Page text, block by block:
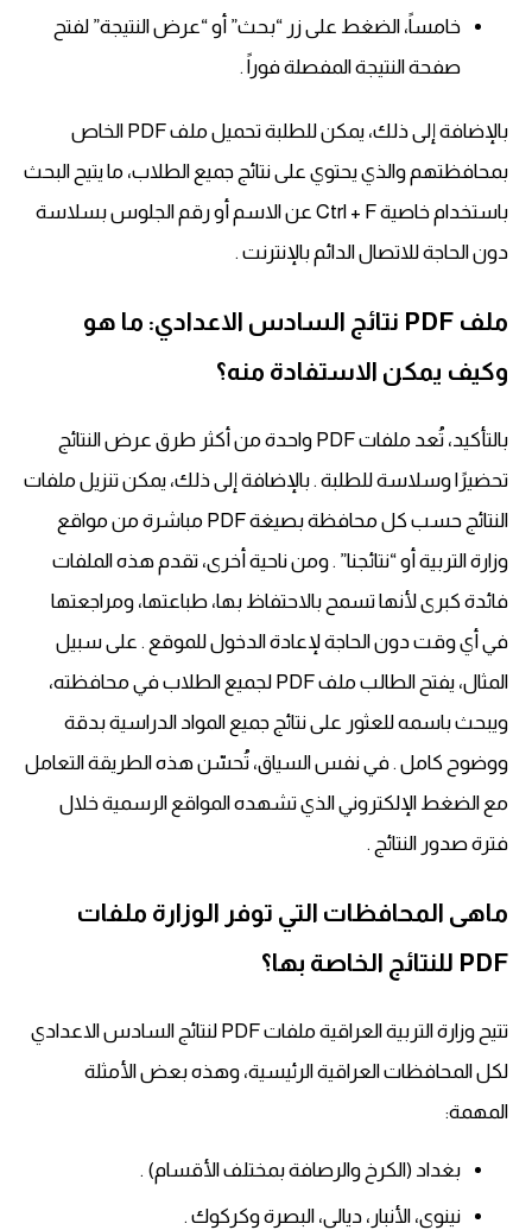
خامساً، الضغط على زر “بحث” أو “عرض النتيجة” لفتح
صفحة النتيجة المفصلة فوراً .
بالإضافة إلى ذلك، يمكن للطلبة تحميل ملف PDF الخاص
بمحافظتهم والذي يحتوي على نتائج جميع الطلاب، ما يتيح البحث
باستخدام خاصية Ctrl + F عن الاسم أو رقم الجلوس بسلاسة
دون الحاجة للاتصال الدائم بالإنترنت .
ملف PDF نتائج السادس الاعدادي: ما هو
وكيف يمكن الاستفادة منه؟
بالتأكيد، تُعد ملفات PDF واحدة من أكثر طرق عرض النتائج
تحضيرًا وسلاسة للطلبة . بالإضافة إلى ذلك، يمكن تنزيل ملفات
النتائج حسب كل محافظة بصيغة PDF مباشرة من مواقع
وزارة التربية أو “نتائجنا” . ومن ناحية أخرى، تقدم هذه الملفات
فائدة كبرى لأنها تسمح بالاحتفاظ بها، طباعتها، ومراجعتها
في أي وقت دون الحاجة لإعادة الدخول للموقع . على سبيل
المثال، يفتح الطالب ملف PDF لجميع الطلاب في محافظته،
ويبحث باسمه للعثور على نتائج جميع المواد الدراسية بدقة
ووضوح كامل . في نفس السياق، تُحسّن هذه الطريقة التعامل
مع الضغط الإلكتروني الذي تشهده المواقع الرسمية خلال
فترة صدور النتائج .
ماهى المحافظات التي توفر الوزارة ملفات
PDF للنتائج الخاصة بها؟
تتيح وزارة التربية العراقية ملفات PDF لنتائج السادس الاعدادي
لكل المحافظات العراقية الرئيسية، وهذه بعض الأمثلة
المهمة:
بغداد (الكرخ والرصافة بمختلف الأقسام) .
نينوى، الأنبار، ديالى، البصرة وكركوك .